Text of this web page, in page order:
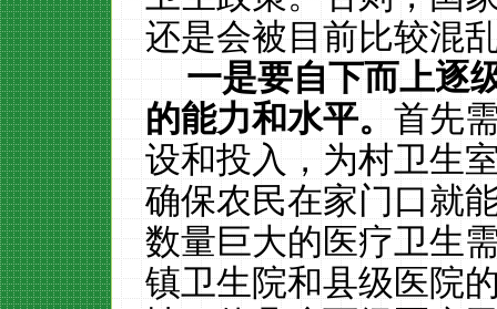
还是会被目前比较混
一是要自下而上逐
的能力和水平。首先
设和投入，为村卫生
确保农民在家门口就
数量巨大的医疗卫生
镇卫生院和县级医院